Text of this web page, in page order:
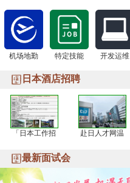
机场地勤 特定技能 开发运维
日本酒店招聘
「日本工作招 赴日人才网温
最新面试会